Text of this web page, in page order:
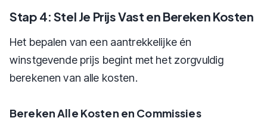
Stap 4: Stel Je Prijs Vast en Bereken Kosten
Het bepalen van een aantrekkelijke én
winstgevende prijs begint met het zorgvuldig
berekenen van alle kosten.
Bereken Alle Kosten en Commissies